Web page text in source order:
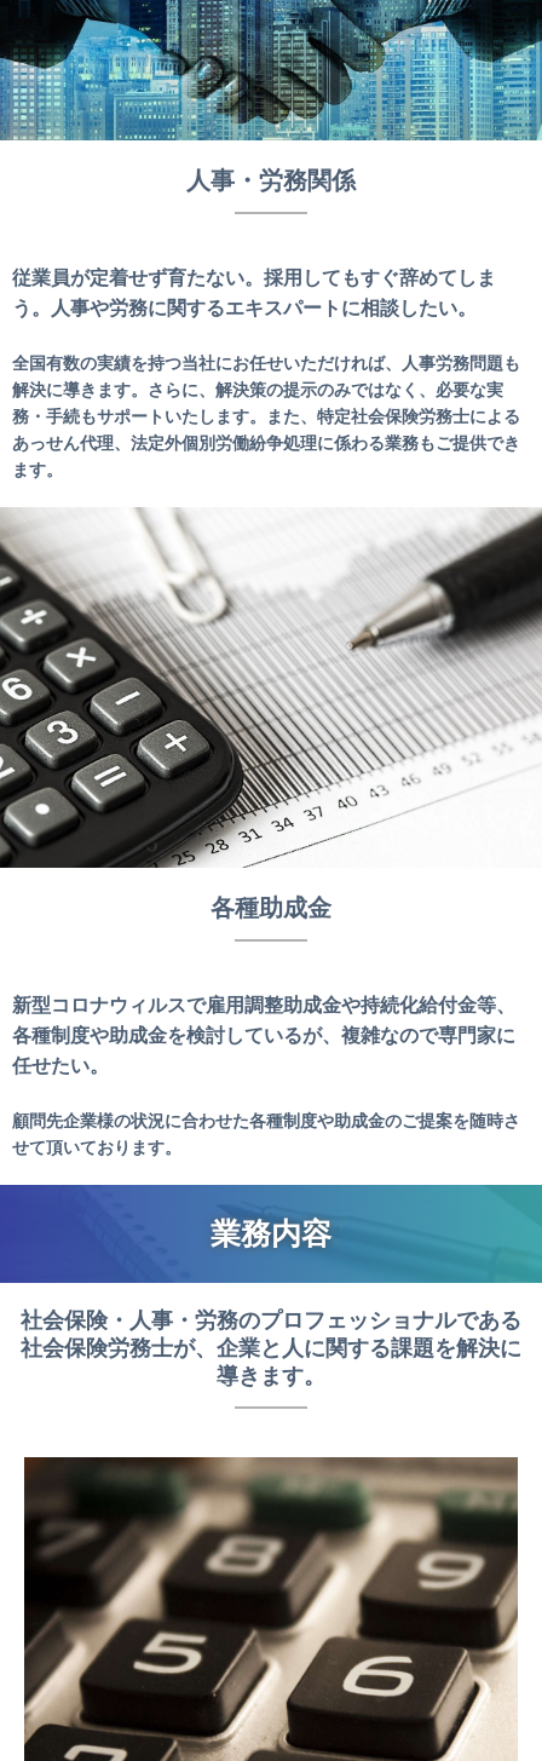
人事・労務関係
従業員が定着せず育たない。採用してもすぐ辞めてしま
う。人事や労務に関するエキスパートに相談したい。
全国有数の実績を持つ当社にお任せいただければ、人事労務問題も
解決に導きます。さらに、解決策の提示のみではなく、必要な実
務・手続もサポートいたします。また、特定社会保険労務士による
あっせん代理、法定外個別労働紛争処理に係わる業務もご提供でき
ます。
各種助成金
新型コロナウィルスで雇用調整助成金や持続化給付金等、
各種制度や助成金を検討しているが、複雑なので専門家に
任せたい。
顧問先企業様の状況に合わせた各種制度や助成金のご提案を随時さ
せて頂いております。
業務内容
社会保険・人事・労務のプロフェッショナルである
社会保険労務士が、企業と人に関する課題を解決に
導きます。